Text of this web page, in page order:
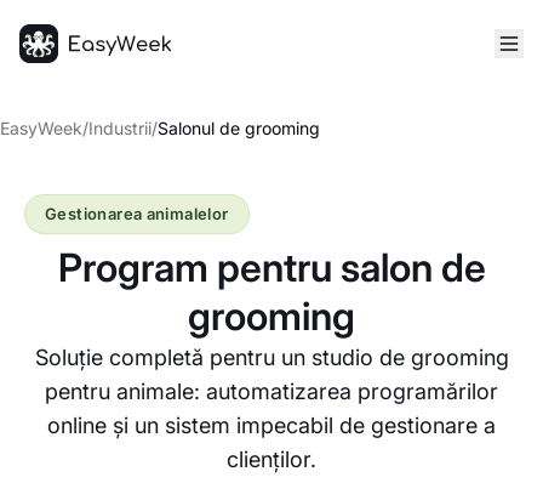
EasyWeek/Industrii/Salonul de grooming
Program pentru salon de
grooming
Soluție completă pentru un studio de grooming
pentru animale: automatizarea programărilor
online și un sistem impecabil de gestionare a
clienților.
Gestionarea animalelor